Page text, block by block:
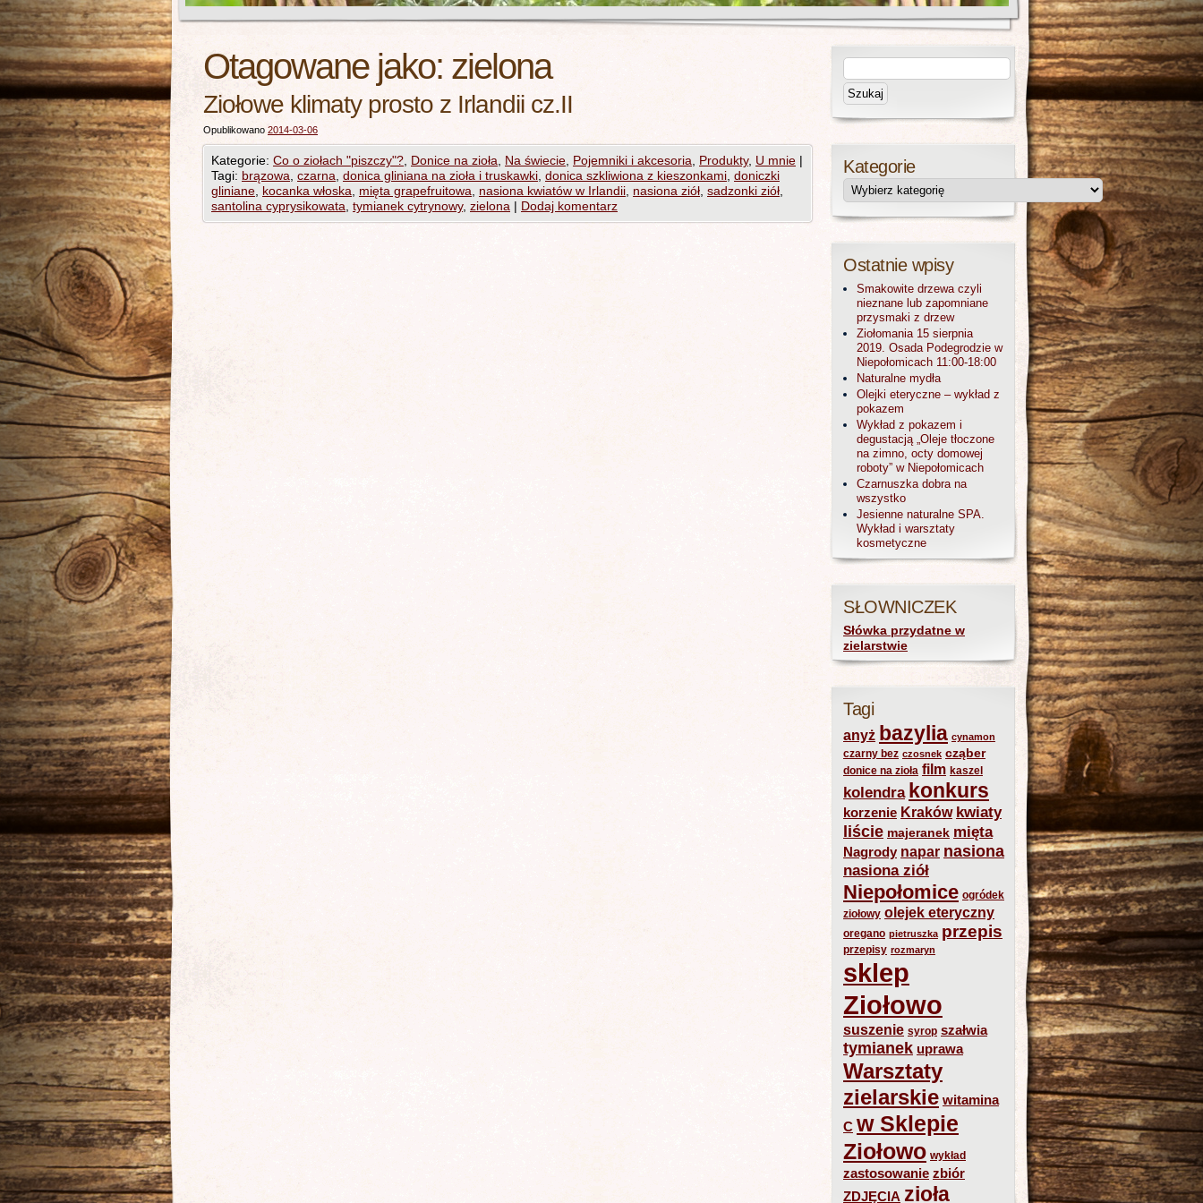
Otagowane jako: zielona
Ziołowe klimaty prosto z Irlandii cz.II
Opublikowano 2014-03-06
Kategorie: Co o ziołach "piszczy"? Donice na zioła Na świecie Pojemniki i akcesoria Produkty, U mnie |
Tagi: brązowa czarna donica gliniana na zioła i truskawki donica szkliwiona z kieszonkami doniczki
gliniane kocanka włoska mięta grapefruitowa nasiona kwiatów w Irlandii nasiona ziół sadzonki ziół
santolina cyprysikowata tymianek cytrynowy, zielona | Dodaj komentarz
Kategorie
Ostatnie wpisy
Smakowite drzewa czyli
nieznane lub zapomniane
przysmaki z drzew
Ziołomania 15 sierpnia
2019. Osada Podegrodzie w
Niepołomicach 11:00-18:00
Naturalne mydła
Olejki eteryczne – wykład z
pokazem
Wykład z pokazem i
degustacją „Oleje tłoczone
na zimno, octy domowej
roboty” w Niepołomicach
Czarnuszka dobra na
wszystko
Jesienne naturalne SPA.
Wykład i warsztaty
kosmetyczne
SŁOWNICZEK
Słówka przydatne w
zielarstwie
Tagi
anyż bazylia cynamon
czarny bez czosnek cząber
donice na zioła film kaszel
kolendra konkurs
korzenie Kraków kwiaty
liście majeranek mięta
Nagrody napar nasiona
nasiona ziół
Niepołomice ogródek
ziołowy olejek eteryczny
oregano pietruszka przepis
przepisy rozmaryn
sklep
Ziołowo
suszenie syrop szałwia
tymianek uprawa
Warsztaty
zielarskie witamina
C w Sklepie
Ziołowo wykład
zastosowanie zbiór
ZDJĘCIA zioła